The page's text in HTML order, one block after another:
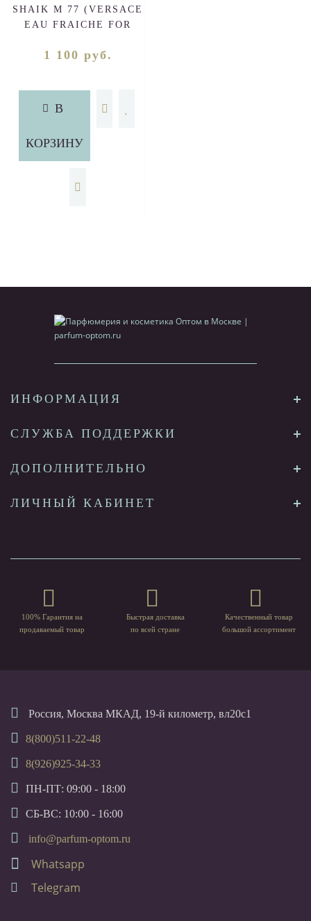
SHAIK M 77 (VERSACE
EAU FRAICHE FOR
1 100 руб.
В
КОРЗИНУ
ИНФОРМАЦИЯ
СЛУЖБА ПОДДЕРЖКИ
ДОПОЛНИТЕЛЬНО
ЛИЧНЫЙ КАБИНЕТ
100% Гарантия на
продаваемый товар
Быстрая доставка
по всей стране
Качественный товар
большой ассортимент
Россия, Москва МКАД, 19-й километр, вл20с1
8(800)511-22-48
8(926)925-34-33
ПН-ПТ: 09:00 - 18:00
СБ-ВС: 10:00 - 16:00
info@parfum-optom.ru
Whatsapp
Telegram